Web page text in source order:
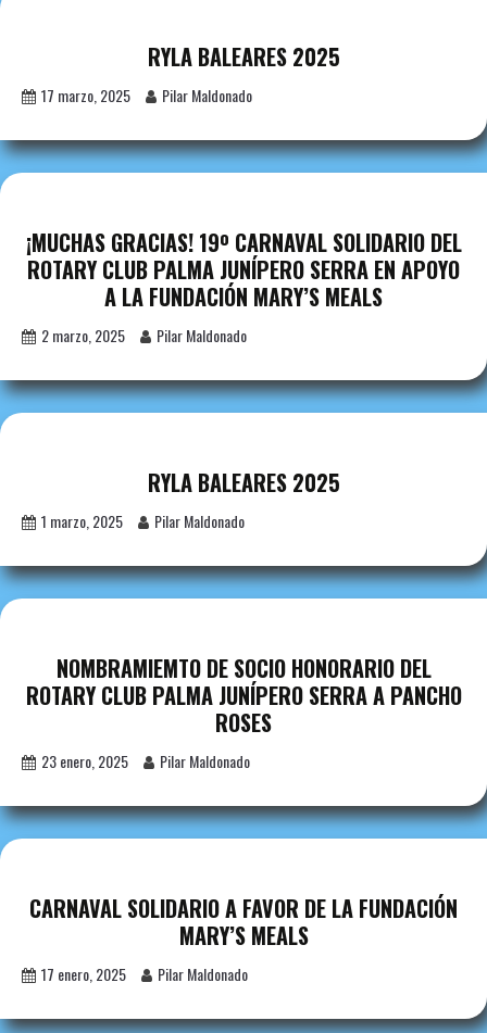
RYLA BALEARES 2025
17 marzo, 2025 Pilar Maldonado
¡MUCHAS GRACIAS! 19º CARNAVAL SOLIDARIO DEL
ROTARY CLUB PALMA JUNÍPERO SERRA EN APOYO
A LA FUNDACIÓN MARY’S MEALS
2 marzo, 2025 Pilar Maldonado
RYLA BALEARES 2025
1 marzo, 2025 Pilar Maldonado
NOMBRAMIEMTO DE SOCIO HONORARIO DEL
ROTARY CLUB PALMA JUNÍPERO SERRA A PANCHO
ROSES
23 enero, 2025 Pilar Maldonado
CARNAVAL SOLIDARIO A FAVOR DE LA FUNDACIÓN
MARY’S MEALS
17 enero, 2025 Pilar Maldonado